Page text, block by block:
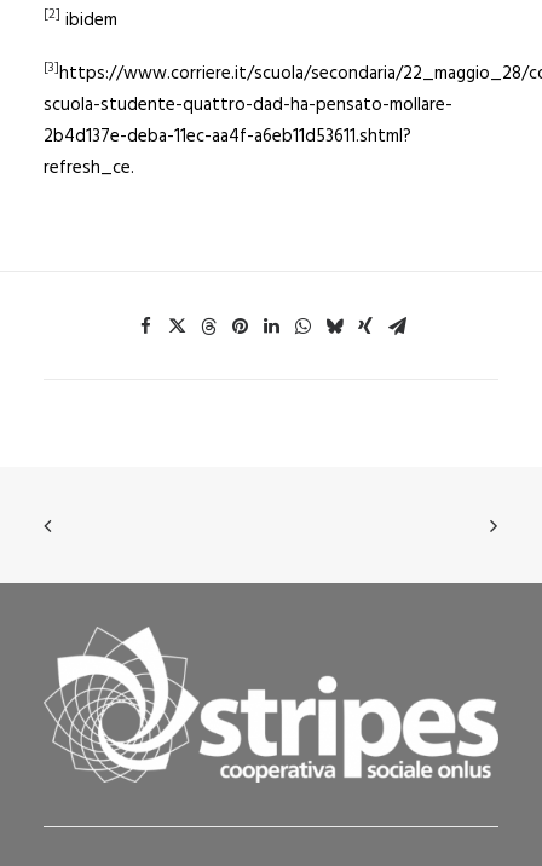
[2] ibidem
[3]https://www.corriere.it/scuola/secondaria/22_maggio_28/
scuola-studente-quattro-dad-ha-pensato-mollare-
2b4d137e-deba-11ec-aa4f-a6eb11d53611.shtml?
refresh_ce.